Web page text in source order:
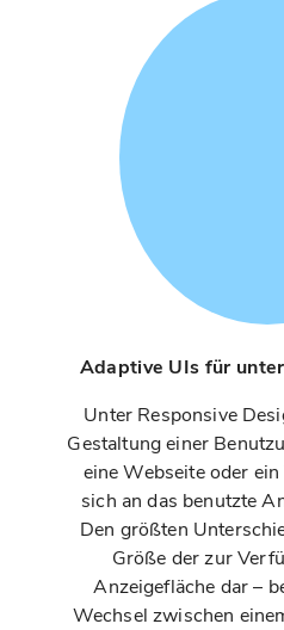
Adaptive UIs für
Unter Responsive
Gestaltung einer
eine Webseite oder
sich an das benutzte
Den größten
Größe der zur
Anzeigefläche dar –
Wechsel zwischen